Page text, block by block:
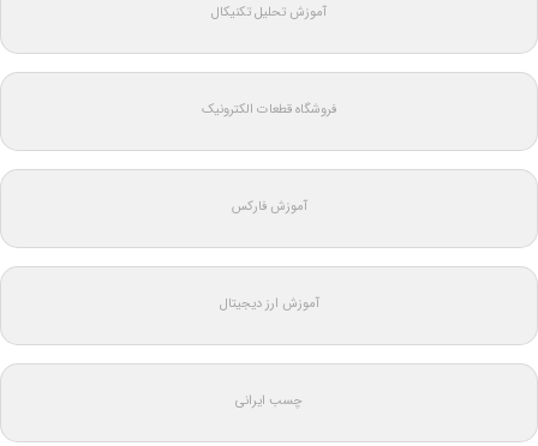
آموزش تحلیل تکنیکال
فروشگاه قطعات الکترونیک
آموزش فارکس
آموزش ارز دیجیتال
چسب ایرانی